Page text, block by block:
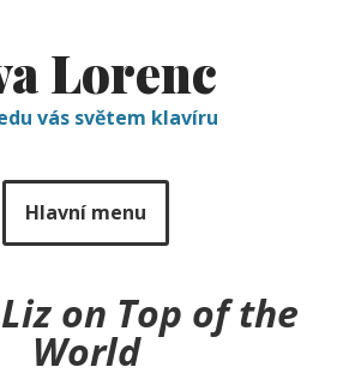
Lorenc
vás světem klavíru
Hlavní menu
Liz on Top of the
World